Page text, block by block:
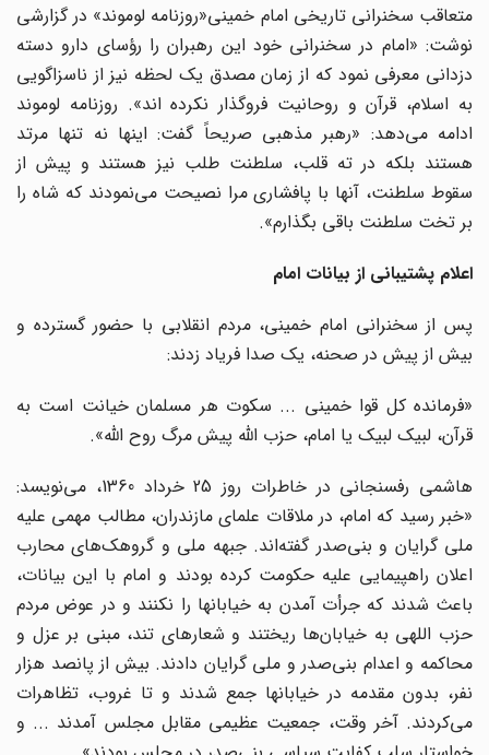
متعاقب سخنرانی تاریخی امام خمینی«روزنامه‌ لوموند» در گزارشی
نوشت: «امام در سخنرانی خود این رهبران را رؤسای دارو دسته
دزدانی معرفی نمود که از زمان مصدق یک لحظه نیز از ناسزاگویی
به اسلام، قرآن و روحانیت فروگذار نکرده اند». روزنامه لوموند
ادامه می‌دهد: «رهبر مذهبی صریحاً گفت: اینها نه تنها مرتد
هستند بلکه در ته قلب، سلطنت طلب نیز هستند و پیش از
سقوط سلطنت، آنها با پافشاری مرا نصیحت می‌نمودند که شاه را
بر تخت سلطنت باقی بگذارم».
اعلام پشتیبانی از بیانات امام
پس از سخنرانی امام خمینی، مردم انقلابی با حضور گسترده و
بیش از پیش در صحنه، یک صدا فریاد زدند:
«فرمانده کل قوا خمینی ... سکوت هر مسلمان خیانت است به
قرآن، لبیک لبیک یا امام، حزب الله پیش مرگ روح الله».
هاشمی رفسنجانی در خاطرات روز 25 خرداد 1360، می‌نویسد:
«خبر رسید که امام، در ملاقات علمای مازندران، مطالب مهمی علیه
ملی گرایان و بنی‌صدر گفته‌اند. جبهه ملی و گروهک‌های محارب
اعلان راهپیمایی علیه حکومت کرده بودند و امام با این بیانات،
باعث شدند که جرأت آمدن به خیابانها را نکنند و در عوض مردم
حزب اللهی به خیابان‌ها ریختند و شعارهای تند، مبنی بر عزل و
محاکمه و اعدام بنی‌صدر و ملی گرایان دادند. بیش از پانصد هزار
نفر، بدون مقدمه در خیابانها جمع شدند و تا غروب، تظاهرات
می‌کردند. آخر وقت، جمعیت عظیمی مقابل مجلس آمدند ... و